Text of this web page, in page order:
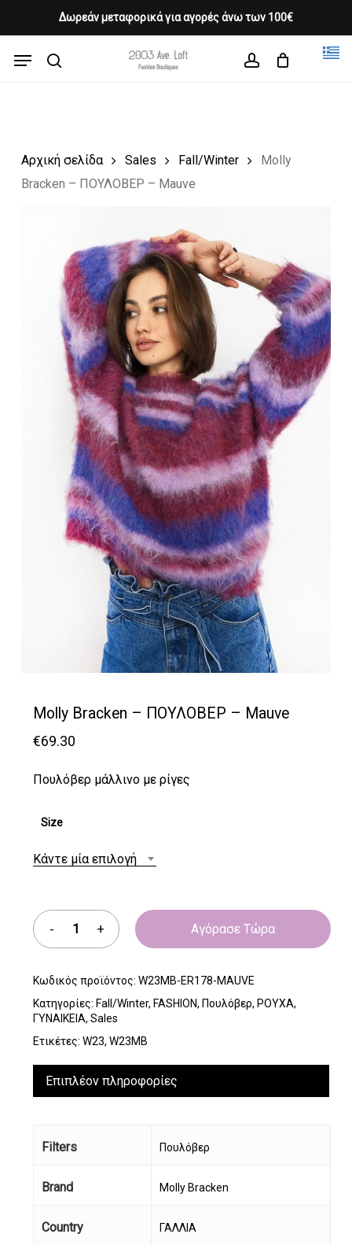
Δωρεάν μεταφορικά για αγορές άνω των 100€
content
Menu
Cart CLOSE
CART
Αρχική σελίδα Sales Fall/Winter
Molly
Bracken – ΠΟΥΛΟΒΕΡ – Mauve
Molly Bracken – ΠΟΥΛΟΒΕΡ – Mauve
€69.30
Πουλόβερ μάλλινο με ρίγες
Size
Κάντε μία επιλογή
Αγόρασε Τώρα
Κωδικός προϊόντος: W23MB-ER178-MAUVE
Κατηγορίες: Fall/Winter, FASHION, Πουλόβερ, ΡΟΥΧΑ,
ΓΥΝΑΙΚΕΙΑ, Sales
Ετικέτες: W23, W23MB
Επιπλέον πληροφορίες
Filters Πουλόβερ
Brand Molly Bracken
Country ΓΑΛΛΙΑ
Close